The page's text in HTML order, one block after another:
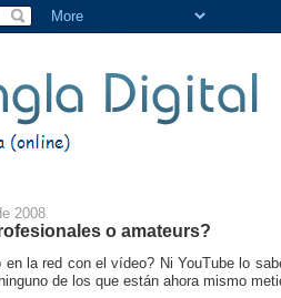
2008
o amateurs?
en la red con el vídeo? Ni YouTube lo
de los que están ahora mismo